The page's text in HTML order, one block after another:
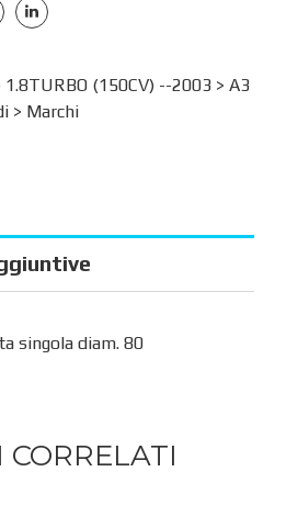
(150CV) --2003 > A3
> Marchi
singola diam. 80
CORRELATI